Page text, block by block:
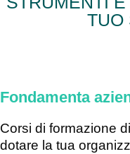
TUO
Fondamenta
Corsi di formazione
dotare la tua